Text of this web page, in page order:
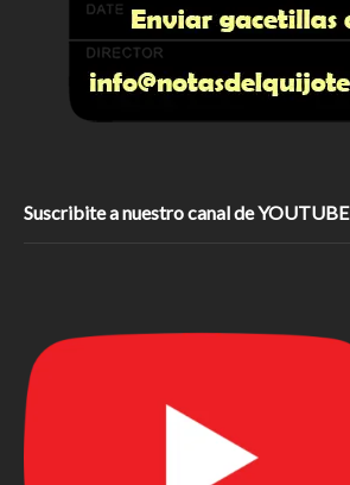
Suscribite a nuestro canal de YOUTUBE